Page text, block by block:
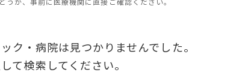
ク・病院は見つかりませんでした。
て検索してください。